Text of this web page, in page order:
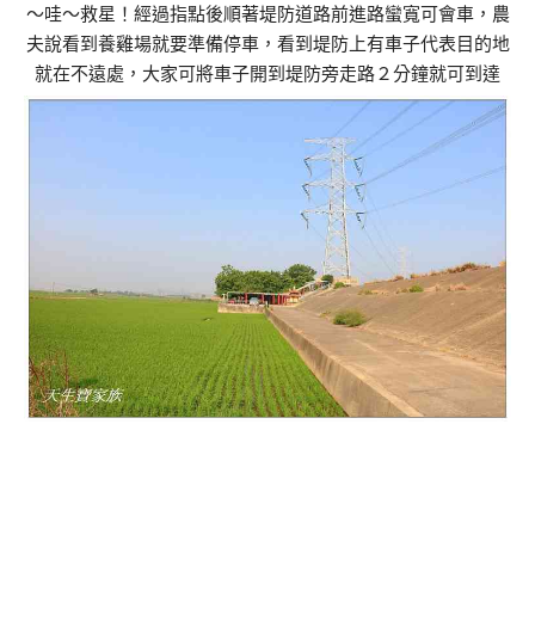
～哇～救星！經過指點後順著堤防道路前進路蠻寬可會車，農
夫說看到養雞場就要準備停車，看到堤防上有車子代表目的地
就在不遠處，大家可將車子開到堤防旁走路２分鐘就可到達